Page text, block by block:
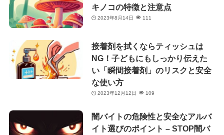
キノコの特徴と注意点
2023年8月14日 111
接着剤を拭くならティッシュは
NG！子どもにもしっかり伝えた
い「瞬間接着剤」のリスクと安全
な使い方
2023年12月12日 109
闇バイトの危険性と安全なアルバ
イト選びのポイント – STOP闇バ